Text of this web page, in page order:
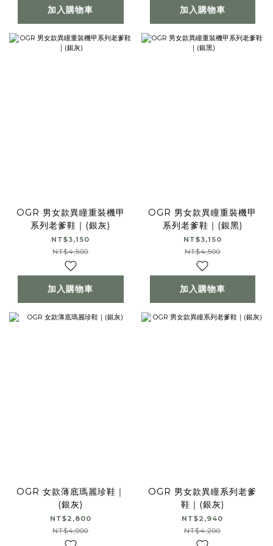
加入購物車 加入購物車
OGR 男女款異瞳重裝機甲
系列老爹鞋｜(銀灰)
NT$3,150
NT$4,500
加入購物車
OGR 男女款異瞳重裝機甲
系列老爹鞋｜(銀黑)
NT$3,150
NT$4,500
加入購物車
OGR 女款薄底瑪麗珍鞋｜
(銀灰)
NT$2,800
NT$4,000
OGR 男女款異瞳系列老爹
鞋｜(銀灰)
NT$2,940
NT$4,200